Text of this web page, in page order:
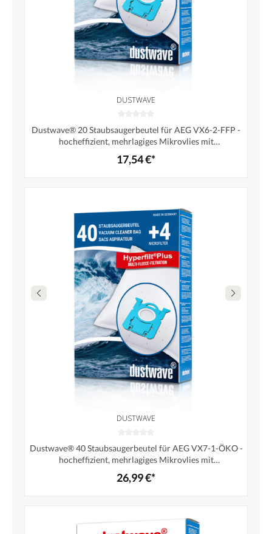
DUSTWAVE
Dustwave® 20 Staubsaugerbeutel für AEG VX6-2-FFP -
hocheffizient, mehrlagiges Mikrovlies mit
Hygieneverschluss - Made in Germany
17,54 €*
DUSTWAVE
Dustwave® 40 Staubsaugerbeutel für AEG VX7-1-ÖKO -
hocheffizient, mehrlagiges Mikrovlies mit
Hygieneverschluss - Made in Germany
26,99 €*